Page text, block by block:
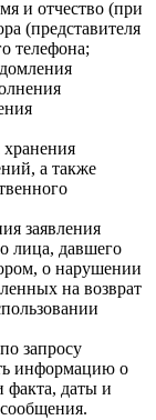
и отчество (при
(представителя
телефона;
хранения
а также
заявления
лица, давшего
о нарушении
на возврат
запросу
информацию о
факта, даты и